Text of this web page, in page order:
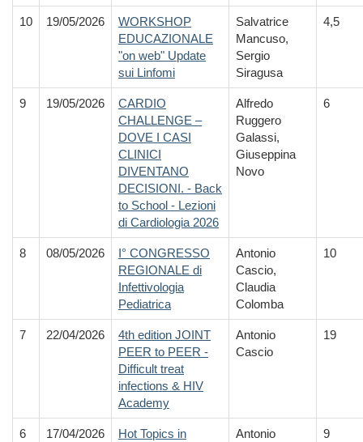
10 19/05/2026
WORKSHOP
EDUCAZIONALE
"on web" Update
sui Linfomi
Salvatrice
Mancuso,
Sergio
Siragusa
4,5
9 19/05/2026
CARDIO
CHALLENGE –
DOVE I CASI
CLINICI
DIVENTANO
DECISIONI. - Back
to School - Lezioni
di Cardiologia 2026
Alfredo
Ruggero
Galassi,
Giuseppina
Novo
6
8 08/05/2026
I° CONGRESSO
REGIONALE di
Infettivologia
Pediatrica
Antonio
Cascio,
Claudia
Colomba
10
7 22/04/2026
4th edition JOINT
PEER to PEER -
Difficult treat
infections & HIV
Academy
Antonio
Cascio
19
6 17/04/2026
Hot Topics in
Antonio
9